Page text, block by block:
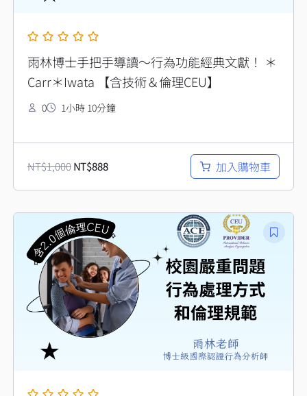
雨林博士手把手導讀～行為功能經典文獻！ ＊
Carr＊Iwata 【含技術＆倫理CEU】
0 1小時 10分鐘
NT$1,000NT$888 加入購物車